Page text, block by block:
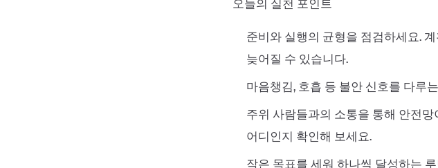
오늘의 실천 포인트
준비와 실행의 균형을 점검하세요.
늦어질 수 있습니다.
마음챙김, 호흡 등 불안 신호를 다루
주위 사람들과의 소통을 통해 안전
어디인지 확인해 보세요.
작은 목표를 세워 하나씩 달성하는